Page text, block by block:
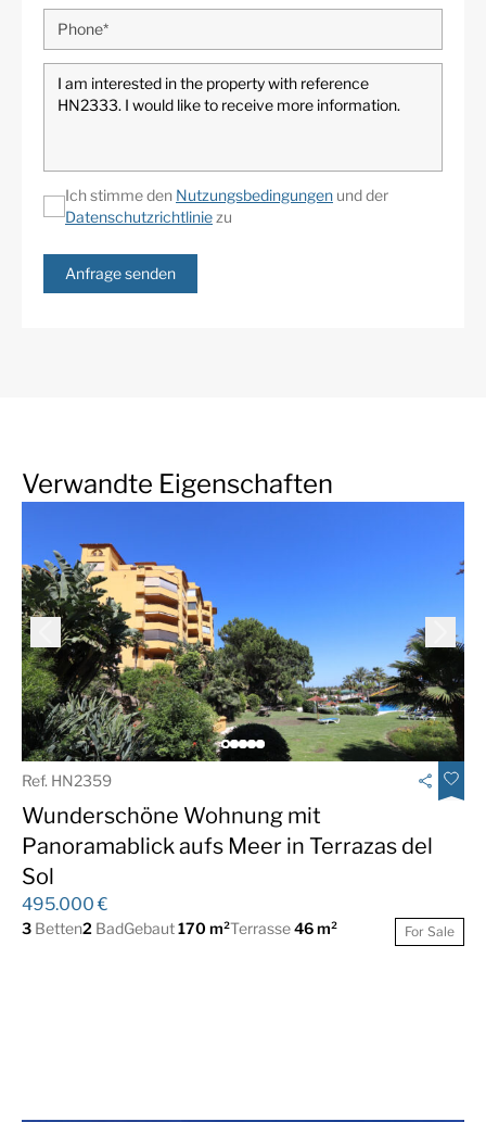
Ich stimme den Nutzungsbedingungen und der
Datenschutzrichtliniezu
Anfrage senden
Verwandte Eigenschaften
Ref. HN2359
Wunderschöne Wohnung mit
Panoramablick aufs Meer in Terrazas del
Sol
495.000 €
3 Betten2 BadGebaut170 m²Terrasse46 m² For Sale